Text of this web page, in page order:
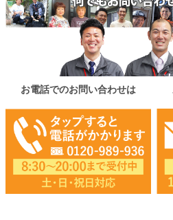
お電話でのお問い合わせは